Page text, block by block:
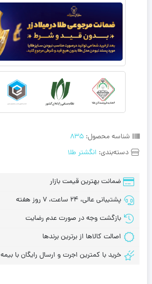
شناسه محصول: 835
دسته‌بندی: انگشتر طلا
ضمانت بهترین قیمت بازار
پشتیبانی عالی، 24 ساعت، 7 روز هفته
بازگشت وجه در صورت عدم رضایت
اصالت کالاها از برترین برندها
خرید با کمترین اجرت و ارسال رایگان با بیمه